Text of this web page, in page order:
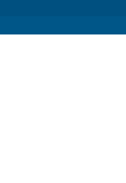
de retaliação João